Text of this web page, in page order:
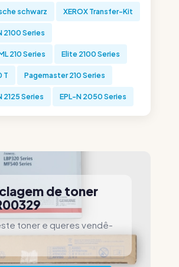
schwarz XEROX Transfer-Kit
2100 Series
210 Series Elite 2100 Series
T Pagemaster 210 Series
Series EPL-N 2050 Series
de toner
toner e queres vendê-